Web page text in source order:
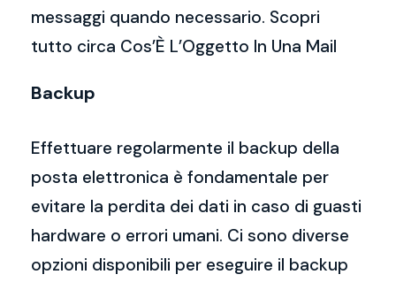
messaggi quando necessario. Scopri
tutto circa Cos’È L’Oggetto In Una Mail
Backup
Effettuare regolarmente il backup della
posta elettronica è fondamentale per
evitare la perdita dei dati in caso di guasti
hardware o errori umani. Ci sono diverse
opzioni disponibili per eseguire il backup